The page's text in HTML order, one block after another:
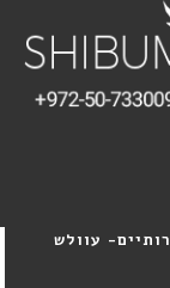
עוולש